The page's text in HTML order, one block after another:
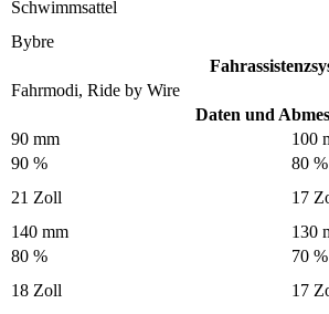
Schwimmsattel
Bybre
Fahrmodi, Ride by Wire
Daten und
90 mm
100
90 %
80 %
21 Zoll
17
140 mm
130
80 %
70 %
18 Zoll
17